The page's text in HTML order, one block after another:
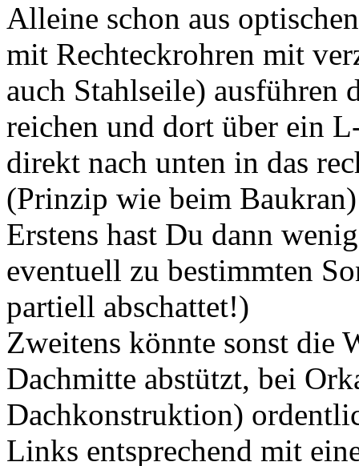
Alleine schon aus
mit Rechteckrohren mit
auch Stahlseile) ausführen
reichen und dort über ein
direkt nach unten in das
(Prinzip wie beim Baukran)
Erstens hast Du dann
eventuell zu bestimmten
partiell abschattet!)
Zweitens könnte sonst die
Dachmitte abstützt, bei
Dachkonstruktion)
Links entsprechend mit